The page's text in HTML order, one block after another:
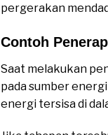
pergerakan
Contoh
Saat melakukan
pada sumber
energi tersisa di